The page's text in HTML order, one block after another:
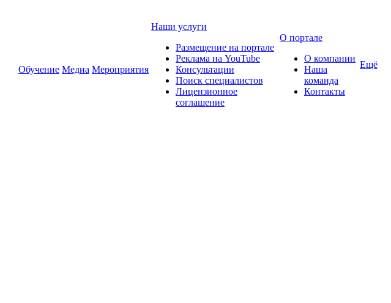
Обучение Медиа Мероприятия
Наши услуги
Размещение на портале
Реклама на YouTube
Консультации
Поиск специалистов
Лицензионное
соглашение
О портале
О компании
Наша
команда
Контакты
Ещё